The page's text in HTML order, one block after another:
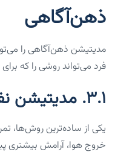
ذهن‌آگاهی
مدیتیشن ذهن‌آگاهی را
فرد می‌تواند روشی را که
۳.۱. مدیتیشن نفس‌آگاهی
یکی از ساده‌ترین روش‌ها،
خروج هوا، آرامش بیشتری